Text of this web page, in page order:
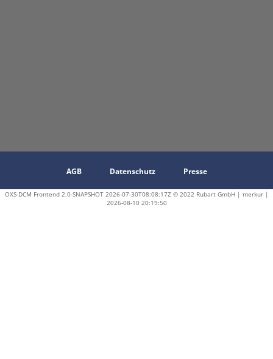
AGB Datenschutz Presse
OXS-DCM Frontend 2.0-SNAPSHOT 2026-07-30T08:08:17Z © 2022 Rubart GmbH | merkur |
2026-08-10 20:19:50